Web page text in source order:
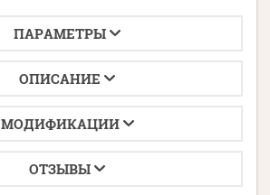
ПАРАМЕТРЫ
ОПИСАНИЕ
МОДИФИКАЦИИ
ОТЗЫВЫ